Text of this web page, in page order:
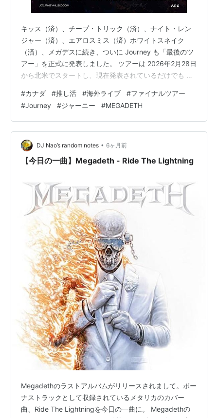
キッス（済）、チープ・トリック（済）、ナイト・レン
ジャー（済）、エアロスミス（済）ホワイトスネイク
（済）、メガデスに続き、ついに Journey も「最後のツ
アー」を正式に発表しました。 ツアーは 2026年2月28日
から北米でスタートし、現在発表されているだけでも 約
のこと。 カナダ公演は5都市 カナダでは以下の 5公演 が
発表されています。 オタワ ハミルトン モントリオール
ケベックシティー バンクーバー 東カナダは 3月初旬 に集
中。しかも公演まで 1ヶ月を切っているにも関わらず、
Ticketmaster を見ると、意外なほどチケット…
#カナダ #推し活 #海外ライブ #ファイナルツアー
#Journey #ジャーニー #MEGADETH
DJ Nao’s random notes • 6ヶ月前
【今日の一曲】Megadeth - Ride The Lightning
Megadethのラストアルバムがリリースされまして。ボー
ナストラックとして収録されているメタリカのカバー
曲、Ride The Lightningを今日の一曲に。 Megadethの